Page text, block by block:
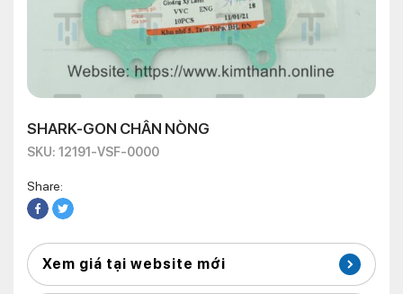
SHARK-GON CHÂN NÒNG
SKU: 12191-VSF-0000
Share:
Xem giá tại website mới